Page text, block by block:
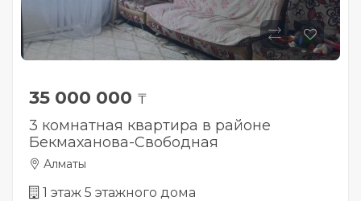
35 000 000 ₸
3 комнатная квартира в районе
Бекмаханова-Свободная
Алматы
1 этаж 5 этажного дома